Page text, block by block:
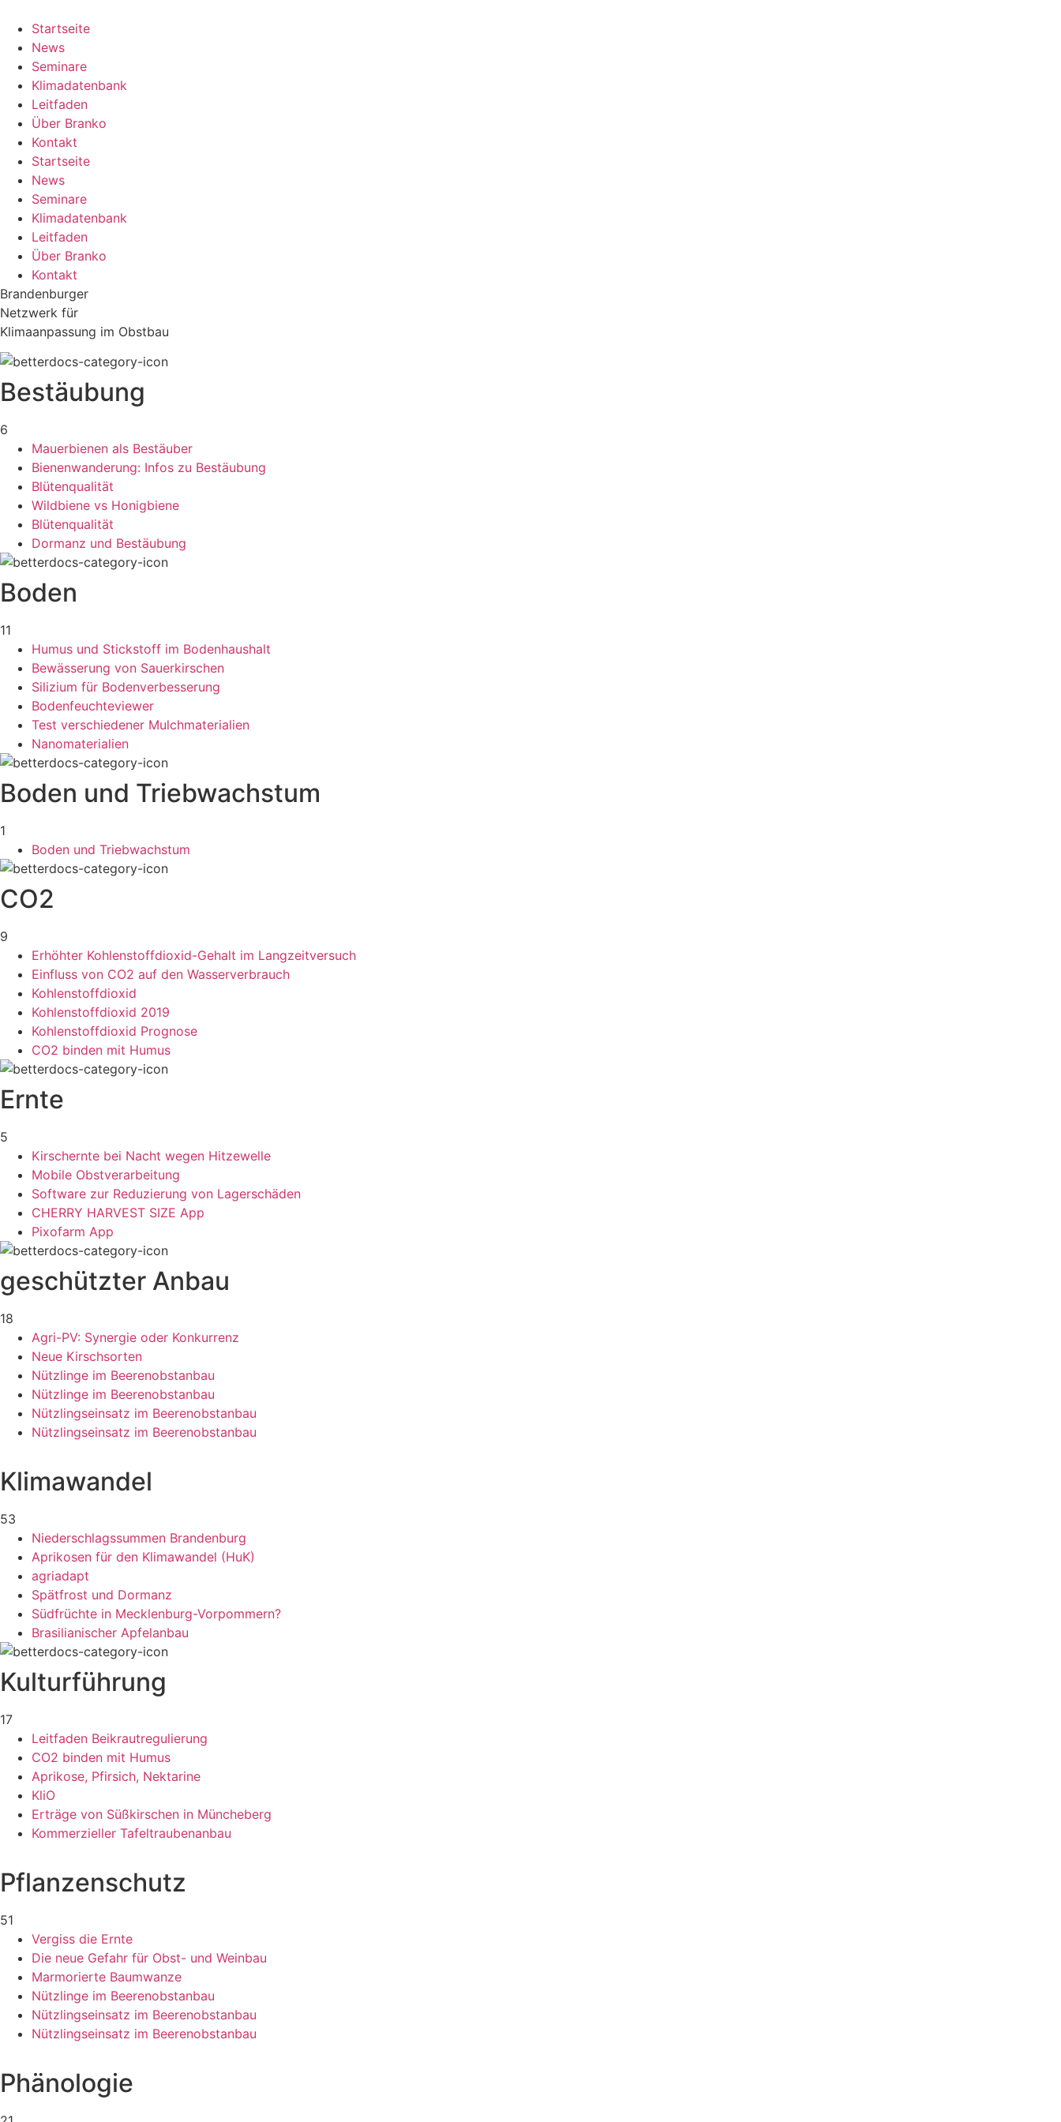
Inhalt
springen
Startseite
News
Seminare
Klimadatenbank
Leitfaden
Über Branko
Kontakt
Startseite
News
Seminare
Klimadatenbank
Leitfaden
Über Branko
Kontakt
Brandenburger
Netzwerk für
Klimaanpassung im Obstbau
Bestäubung
6
Mauerbienen als Bestäuber
Bienenwanderung: Infos zu Bestäubung
Blütenqualität
Wildbiene vs Honigbiene
Blütenqualität
Dormanz und Bestäubung
Boden
11
Humus und Stickstoff im Bodenhaushalt
Bewässerung von Sauerkirschen
Silizium für Bodenverbesserung
Bodenfeuchteviewer
Test verschiedener Mulchmaterialien
Nanomaterialien
Boden und Triebwachstum
1
Boden und Triebwachstum
CO2
9
Erhöhter Kohlenstoffdioxid-Gehalt im Langzeitversuch
Einfluss von CO2 auf den Wasserverbrauch
Kohlenstoffdioxid
Kohlenstoffdioxid 2019
Kohlenstoffdioxid Prognose
CO2 binden mit Humus
Ernte
5
Kirschernte bei Nacht wegen Hitzewelle
Mobile Obstverarbeitung
Software zur Reduzierung von Lagerschäden
CHERRY HARVEST SIZE App
Pixofarm App
geschützter Anbau
18
Agri-PV: Synergie oder Konkurrenz
Neue Kirschsorten
Nützlinge im Beerenobstanbau
Nützlinge im Beerenobstanbau
Nützlingseinsatz im Beerenobstanbau
Nützlingseinsatz im Beerenobstanbau
Klimawandel
53
Niederschlagssummen Brandenburg
Aprikosen für den Klimawandel (HuK)
agriadapt
Spätfrost und Dormanz
Südfrüchte in Mecklenburg-Vorpommern?
Brasilianischer Apfelanbau
Kulturführung
17
Leitfaden Beikrautregulierung
CO2 binden mit Humus
Aprikose, Pfirsich, Nektarine
KliO
Erträge von Süßkirschen in Müncheberg
Kommerzieller Tafeltraubenanbau
Pflanzenschutz
51
Vergiss die Ernte
Die neue Gefahr für Obst- und Weinbau
Marmorierte Baumwanze
Nützlinge im Beerenobstanbau
Nützlingseinsatz im Beerenobstanbau
Nützlingseinsatz im Beerenobstanbau
Phänologie